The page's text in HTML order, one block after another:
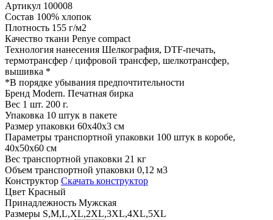
Артикул 100008
Состав 100% хлопок
Плотность 155 г/м2
Качество ткани Penye compact
Технология нанесения Шелкография, DTF-печать,
термотрансфер / цифровой трансфер, шелкотрансфер,
вышивка *
*В порядке убывания предпочтительности
Бренд Modern. Печатная бирка
Вес 1 шт. 200 г.
Упаковка 10 штук в пакете
Размер упаковки 60x40x3 см
Параметры транспортной упаковки 100 штук в коробе,
40x50x60 см
Вес транспортной упаковки 21 кг
Объем транспортной упаковки 0,12 м3
Конструктор Скачать конструктор
Цвет Красный
Принадлежность Мужская
Размеры S,M,L,XL,2XL,3XL,4XL,5XL